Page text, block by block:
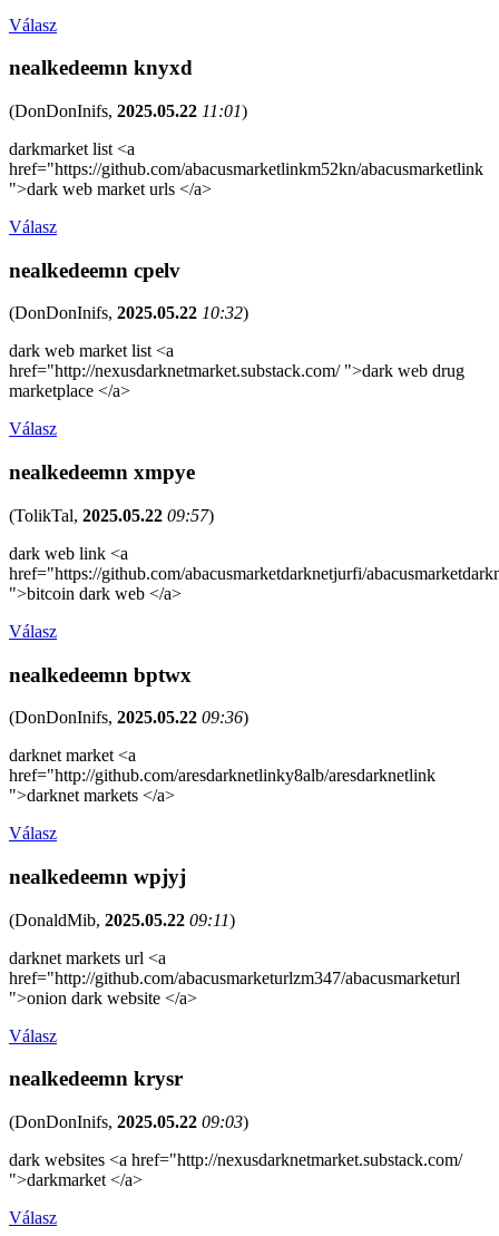
Válasz
nealkedeemn knyxd
(DonDonInifs, 2025.05.22 11:01)
darkmarket list <a
href="https://github.com/abacusmarketlinkm52kn/abacusmarketlink
">dark web market urls </a>
Válasz
nealkedeemn cpelv
(DonDonInifs, 2025.05.22 10:32)
dark web market list <a
href="http://nexusdarknetmarket.substack.com/ ">dark web drug
marketplace </a>
Válasz
nealkedeemn xmpye
(TolikTal, 2025.05.22 09:57)
dark web link <a
href="https://github.com/abacusmarketdarknetjurfi/
">bitcoin dark web </a>
Válasz
nealkedeemn bptwx
(DonDonInifs, 2025.05.22 09:36)
darknet market <a
href="http://github.com/aresdarknetlinky8alb/aresdarknetlink
">darknet markets </a>
Válasz
nealkedeemn wpjyj
(DonaldMib, 2025.05.22 09:11)
darknet markets url <a
href="http://github.com/abacusmarketurlzm347/abacusmarketurl
">onion dark website </a>
Válasz
nealkedeemn krysr
(DonDonInifs, 2025.05.22 09:03)
dark websites <a href="http://nexusdarknetmarket.substack.com/
">darkmarket </a>
Válasz